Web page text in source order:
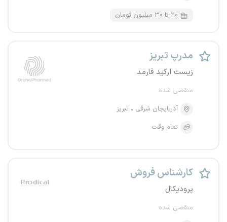
۲۰ تا ۳۰ میلیون تومان
مدرپ تبریز
زیست ارکید فارمد
منقضی شده
آذربایجان شرقی
تبریز
تمام وقت
کارشناس فروش
پرودیکال
منقضی شده